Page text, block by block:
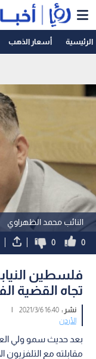
الرئيسية أسعار الذهب
النائب محمد الظهراوي
0
0
فلسطين
تجاه القضية
نشر :16:40 2021/3/6
|
الأردن
بعد حديث سمو ولي
مقابلته مع التلفزيون